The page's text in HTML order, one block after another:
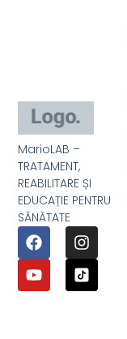
MarioLAB –
TRATAMENT,
REABILITARE ȘI
EDUCAȚIE PENTRU
SĂNĂTATE